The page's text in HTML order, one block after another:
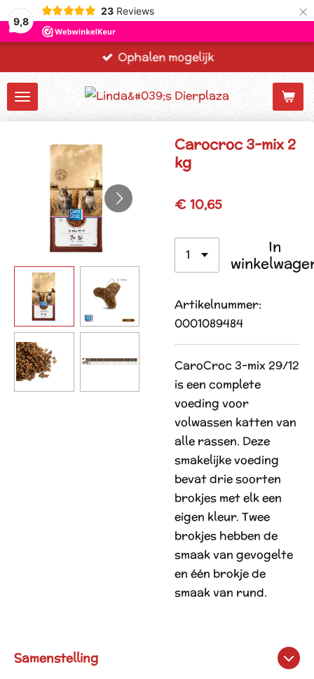
9,8
23 Reviews ×
Ophalen mogelijk
Carocroc 3-mix 2
kg
€ 10,65
In
Artikelnummer:
0001089484
CaroCroc 3-mix 29/12
is een complete
voeding voor
volwassen katten van
alle rassen. Deze
smakelijke voeding
bevat drie soorten
brokjes met elk een
eigen kleur. Twee
brokjes hebben de
smaak van gevogelte
en één brokje de
smaak van rund.
Samenstelling